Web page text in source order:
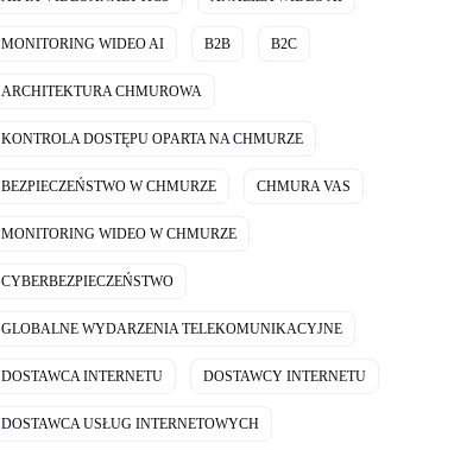
MONITORING WIDEO AI B2B B2C
ARCHITEKTURA CHMUROWA
KONTROLA DOSTĘPU OPARTA NA CHMURZE
BEZPIECZEŃSTWO W CHMURZE CHMURA VAS
MONITORING WIDEO W CHMURZE
CYBERBEZPIECZEŃSTWO
GLOBALNE WYDARZENIA TELEKOMUNIKACYJNE
DOSTAWCA INTERNETU DOSTAWCY INTERNETU
DOSTAWCA USŁUG INTERNETOWYCH